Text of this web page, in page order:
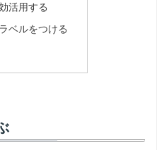
活用する
ベルをつける